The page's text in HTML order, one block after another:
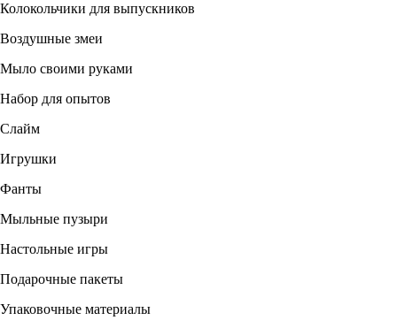
Колокольчики для выпускников
Воздушные змеи
Мыло своими руками
Набор для опытов
Слайм
Игрушки
Фанты
Мыльные пузыри
Настольные игры
Подарочные пакеты
Упаковочные материалы